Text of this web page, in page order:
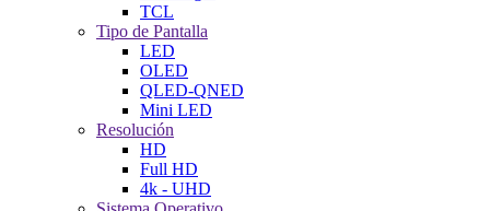
TCL
Tipo de Pantalla
LED
OLED
QLED-QNED
Mini LED
Resolución
HD
Full HD
4k - UHD